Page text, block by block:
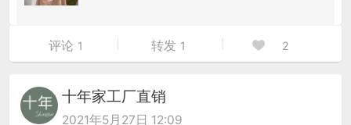
评论 1 转发 1 2
十年家工厂直销
2021年5月27日 12:09